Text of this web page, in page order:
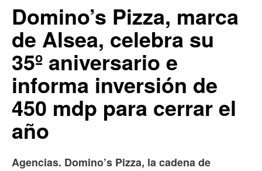
Domino’s Pizza, marca
de Alsea, celebra su
35º aniversario e
informa inversión de
450 mdp para cerrar el
año
Agencias. Domino’s Pizza, la cadena de